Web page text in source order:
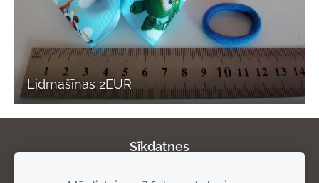
Lidmašīnas 2EUR
Sīkdatnes